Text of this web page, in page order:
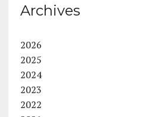
Archives
2026
2025
2024
2023
2022